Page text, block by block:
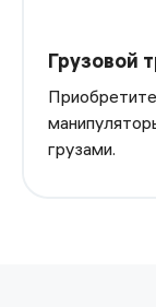
Грузовой
грузами.